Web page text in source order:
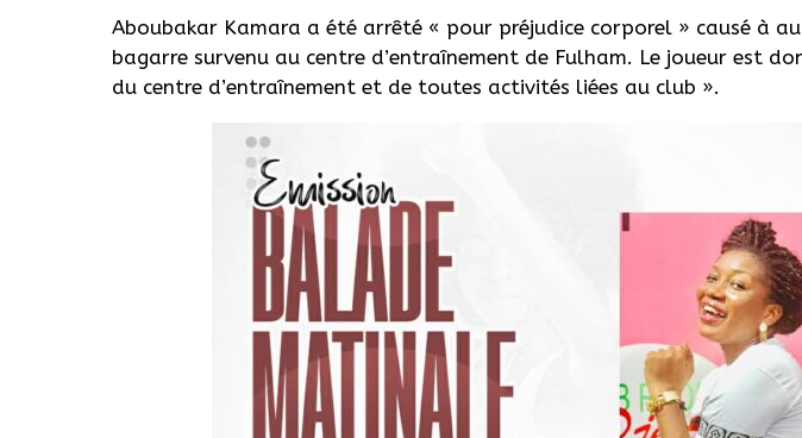
Aboubakar Kamara a été arrêté « pour préjudice corporel » causé à
bagarre survenu au centre d’entraînement de Fulham. Le joueur est
du centre d’entraînement et de toutes activités liées au club ».